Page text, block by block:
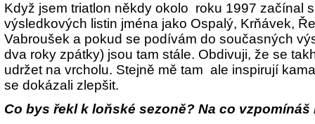
Když jsem triatlon někdy okolo roku 1997 začínal
výsledkových listin jména jako Ospalý, Krňávek,
Vabroušek a pokud se podívám do současných
dva roky zpátky) jsou tam stále. Obdivuji, že se
udržet na vrcholu. Stejně mě tam ale inspirují
se dokázali zlepšit.
Co bys řekl k loňské sezoně? Na co vzpomínáš